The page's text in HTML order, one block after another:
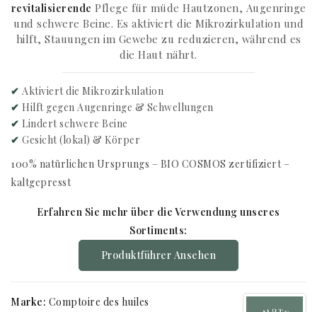
revitalisierende Pflege für müde Hautzonen, Augenringe
und schwere Beine. Es aktiviert die Mikrozirkulation und
hilft, Stauungen im Gewebe zu reduzieren, während es
die Haut nährt.
✔ Aktiviert die Mikrozirkulation
✔ Hilft gegen Augenringe & Schwellungen
✔ Lindert schwere Beine
✔ Gesicht (lokal) & Körper
100% natürlichen Ursprungs – BIO COSMOS zertifiziert –
kaltgepresst
Erfahren Sie mehr über die Verwendung unseres
Sortiments:
Produktführer Ansehen
Marke: Comptoire des huiles